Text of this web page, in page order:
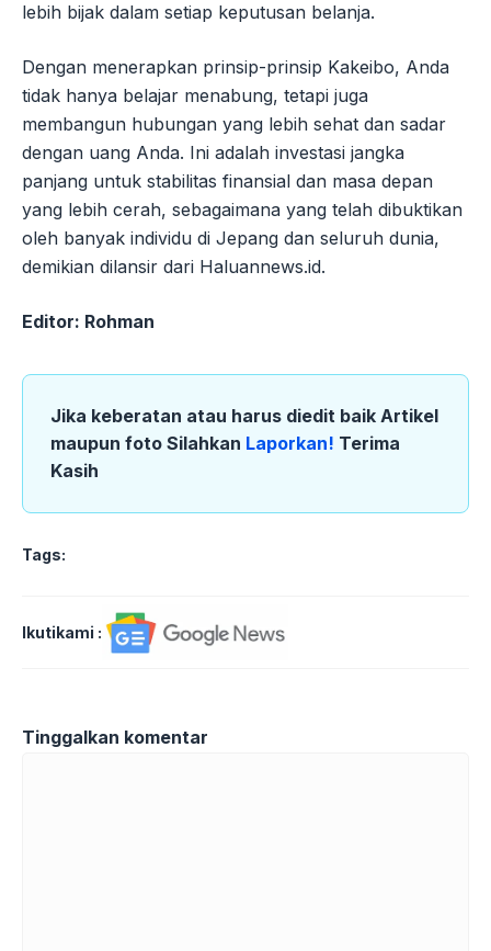
lebih bijak dalam setiap keputusan belanja.
Dengan menerapkan prinsip-prinsip Kakeibo, Anda
tidak hanya belajar menabung, tetapi juga
membangun hubungan yang lebih sehat dan sadar
dengan uang Anda. Ini adalah investasi jangka
panjang untuk stabilitas finansial dan masa depan
yang lebih cerah, sebagaimana yang telah dibuktikan
oleh banyak individu di Jepang dan seluruh dunia,
demikian dilansir dari Haluannews.id.
Editor: Rohman
Jika keberatan atau harus diedit baik Artikel
maupun foto Silahkan Laporkan! Terima
Kasih
Tags:
Ikutikami :
Tinggalkan komentar